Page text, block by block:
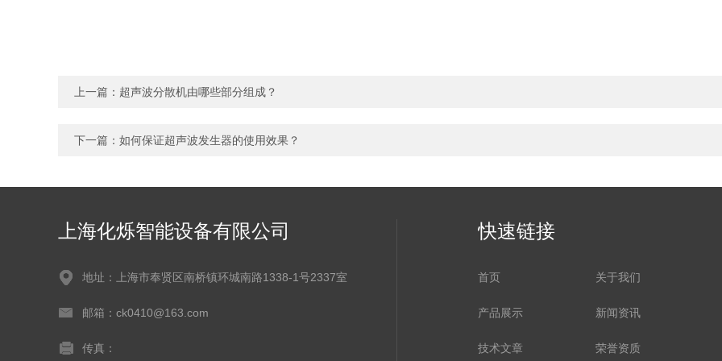
上一篇： 超声波分散机由哪些部分组成？
下一篇： 如何保证超声波发生器的使用效果？
上海化烁智能设备有限公司
地址：上海市奉贤区南桥镇环城南路1338-1号2337室
邮箱：ck0410@163.com
传真：
快速链接
首页 关于我们
产品展示 新闻资讯
技术文章 荣誉资质